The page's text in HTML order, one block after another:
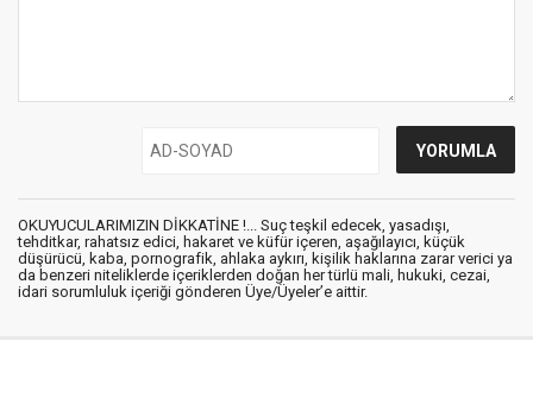
OKUYUCULARIMIZIN DİKKATİNE !... Suç teşkil edecek, yasadışı,
tehditkar, rahatsız edici, hakaret ve küfür içeren, aşağılayıcı, küçük
düşürücü, kaba, pornografik, ahlaka aykırı, kişilik haklarına zarar verici ya
da benzeri niteliklerde içeriklerden doğan her türlü mali, hukuki, cezai,
idari sorumluluk içeriği gönderen Üye/Üyeler’e aittir.